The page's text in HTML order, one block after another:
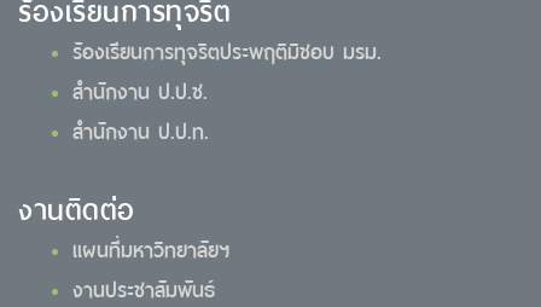
ร้องเรียนการทุจริตประพฤติมิชอบ มรม.
สำนักงาน ป.ป.ช.
สำนักงาน ป.ป.ท.
งานติดต่อ
แผนที่มหาวิทยาลัยฯ
งานประชาสัมพันธ์